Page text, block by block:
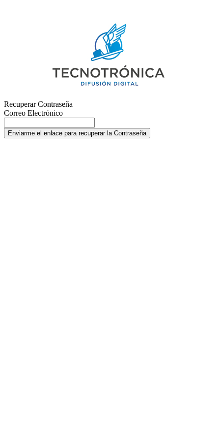
Recuperar Contraseña
Correo Electrónico
Enviarme el enlace para recuperar la Contraseña